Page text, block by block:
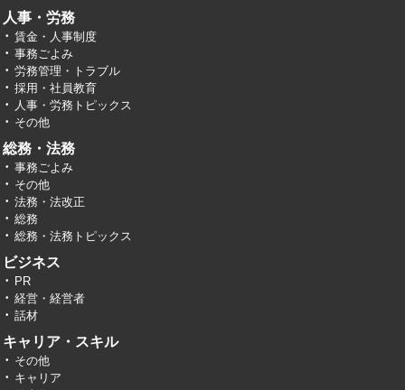
人事・労務
賃金・人事制度
事務ごよみ
労務管理・トラブル
採用・社員教育
人事・労務トピックス
その他
総務・法務
事務ごよみ
その他
法務・法改正
総務
総務・法務トピックス
ビジネス
PR
経営・経営者
話材
キャリア・スキル
その他
キャリア